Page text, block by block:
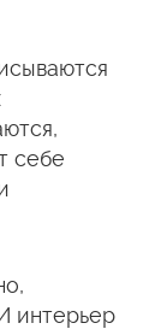
себе
интерьер